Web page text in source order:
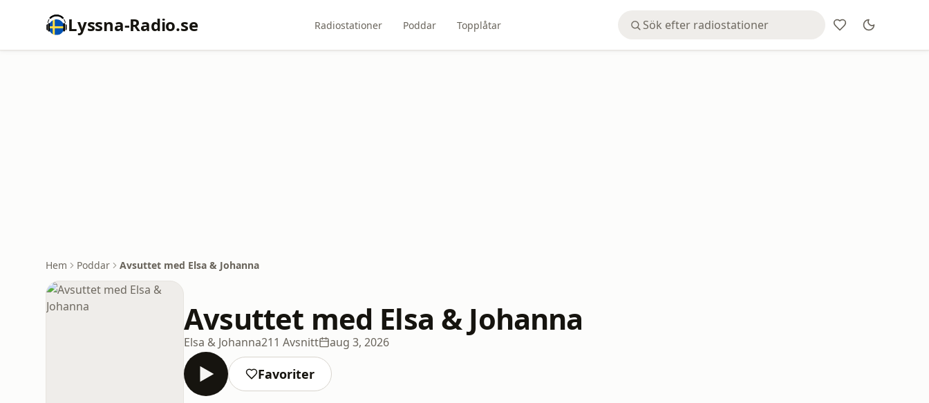
Lyssna-Radio.se Radiostationer Poddar Topplåtar
Hem Poddar Avsuttet med Elsa & Johanna
Avsuttet med Elsa & Johanna
Elsa & Johanna211 Avsnitt aug 3, 2026
Favoriter